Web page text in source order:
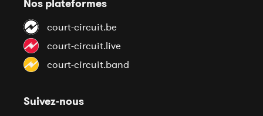
Nos plateformes
court-circuit.be
court-circuit.live
court-circuit.band
Suivez-nous